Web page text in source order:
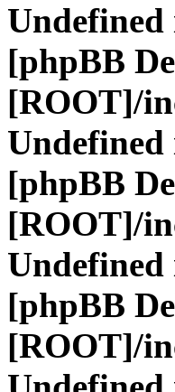
[phpBB
[ROOT]/
[phpBB
[ROOT]/
[phpBB
[ROOT]/